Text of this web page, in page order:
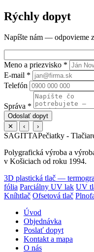
Rýchly dopyt
Napíšte nám — odpovieme
Meno a priezvisko *
E-mail *
Telefón
Správa *
Odoslať dopyt
✕
‹ ›
SAGITTAPečiatky -
Polygrafická výroba a
v Košiciach od roku 1994.
3D plastická tlač —
fólia Parciálny UV lak UV
Kníhtlač Ofsetová tlač
Úvod
Objednávka
Poslať dopyt
Kontakt a mapa
O nás